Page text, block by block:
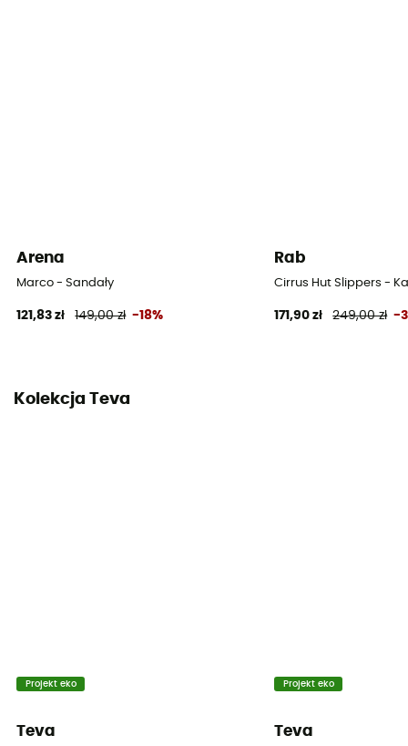
Arena
Marco - Sandały
121,83 zł 149,00 zł -18%
Rab
Cirrus Hut Slippers -
171,90 zł 249,00 zł -
Kolekcja Teva
Projekt eko
Teva
Projekt eko
Teva